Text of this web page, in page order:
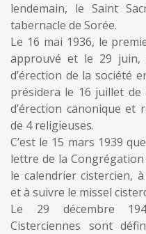
lendemain, le Saint
tabernacle de Sorée.
Le 16 mai 1936, le
approuvé et le 29 juin,
d’érection de la société
présidera le 16 juillet de
d’érection canonique
de 4 religieuses.
C’est le 15 mars 1939
lettre de la
le calendrier cistercien,
et à suivre le missel
Le 29 décembre
Cisterciennes sont